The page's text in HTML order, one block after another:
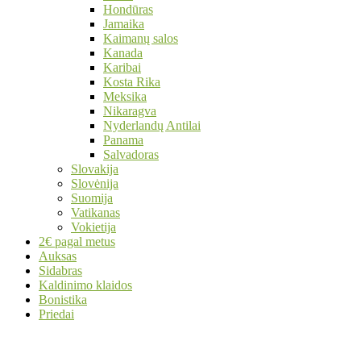
Hondūras
Jamaika
Kaimanų salos
Kanada
Karibai
Kosta Rika
Meksika
Nikaragva
Nyderlandų Antilai
Panama
Salvadoras
Slovakija
Slovėnija
Suomija
Vatikanas
Vokietija
2€ pagal metus
Auksas
Sidabras
Kaldinimo klaidos
Bonistika
Priedai